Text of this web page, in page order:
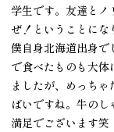
学生です。友達とノ
ぜ！ということにな
僕自身北海道出身で
で食べたものも大
ましたが、めっち
ばいですね。牛の
満足でございます笑